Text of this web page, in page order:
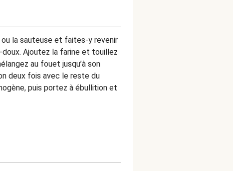
la sauteuse et faites-y revenir
doux. Ajoutez la farine et touillez
au fouet jusqu’à son
deux fois avec le reste du
puis portez à ébullition et